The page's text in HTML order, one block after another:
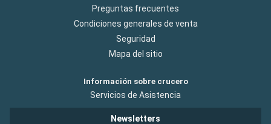
Preguntas frecuentes
Condiciones generales de venta
Seguridad
Mapa del sitio
Información sobre crucero
Servicios de Asistencia
Newsletters